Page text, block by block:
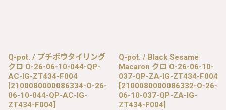
Q-pot. / プチボウタイリング
クロ O-26-06-10-044-QP-
AC-IG-ZT434-F004
[2100080000086334-O-26-
06-10-044-QP-AC-IG-
ZT434-F004]
Q-pot. / Black Sesame
Macaron クロ O-26-06-10-
037-QP-ZA-IG-ZT434-F004
[2100080000086332-O-26-
06-10-037-QP-ZA-IG-
ZT434-F004]